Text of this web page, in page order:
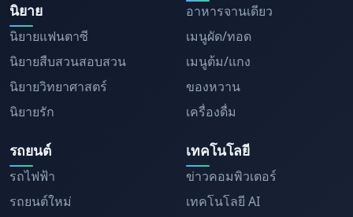
นิยาย
นิยายแฟนตาซี
นิยายสืบสวนสอบสวน
นิยายวิทยาศาสตร์
นิยายรัก
อาหารจานเดียว
เมนูผัด/ทอด
เมนูต้ม/แกง
ของหวาน
เครื่องดื่ม
รถยนต์
รถไฟฟ้า
รถยนต์ใหม่
เทคโนโลยี
ข่าวคอมพิวเตอร์
เทคโนโลยี AI